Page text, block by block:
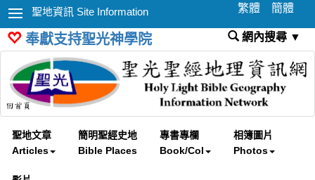
聖地資訊 Site Information 繁體 簡體
奉獻支持聖光神學院 網內搜尋 ▼
聖地文章
Articles
簡明聖經史地
Bible Places
專書專欄
Book/Col
相簿圖片
Photos